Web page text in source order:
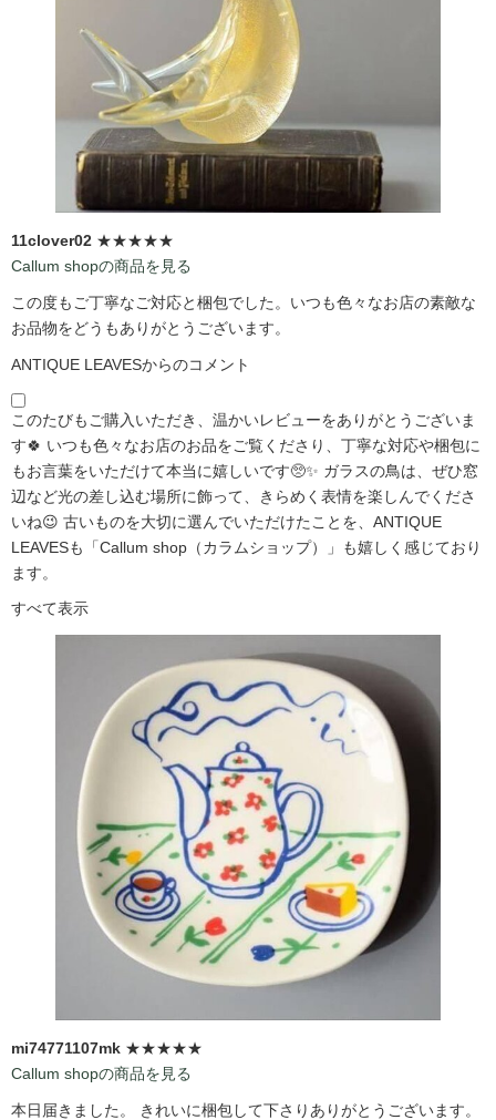
11clover02 ★★★★★
Callum shopの商品を見る
この度もご丁寧なご対応と梱包でした。いつも色々なお店の素敵な
お品物をどうもありがとうございます。
ANTIQUE LEAVESからのコメント
このたびもご購入いただき、温かいレビューをありがとうございま
す🍀 いつも色々なお店のお品をご覧くださり、丁寧な対応や梱包に
もお言葉をいただけて本当に嬉しいです🥺✨ ガラスの鳥は、ぜひ窓
辺など光の差し込む場所に飾って、きらめく表情を楽しんでくださ
いね😉 古いものを大切に選んでいただけたことを、ANTIQUE
LEAVESも「Callum shop（カラムショップ）」も嬉しく感じており
ます。
すべて表示
mi74771107mk ★★★★★
Callum shopの商品を見る
本日届きました。 きれいに梱包して下さりありがとうございます。